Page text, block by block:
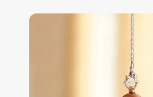
Vai